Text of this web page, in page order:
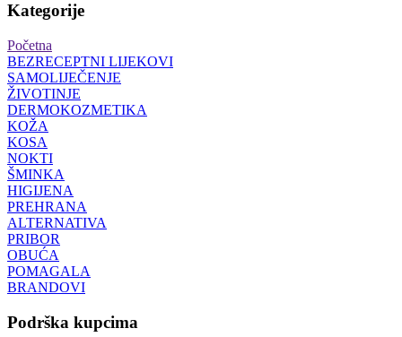
Kategorije
Početna
BEZRECEPTNI LIJEKOVI
SAMOLIJEČENJE
ŽIVOTINJE
DERMOKOZMETIKA
KOŽA
KOSA
NOKTI
ŠMINKA
HIGIJENA
PREHRANA
ALTERNATIVA
PRIBOR
OBUĆA
POMAGALA
BRANDOVI
Podrška kupcima